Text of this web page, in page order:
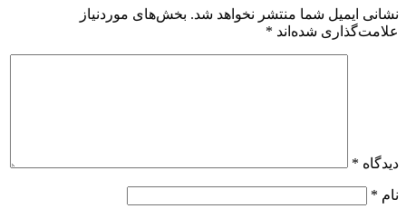
نشانی ایمیل شما منتشر نخواهد شد. بخش‌های موردنیاز
علامت‌گذاری شده‌اند *
دیدگاه *
نام *